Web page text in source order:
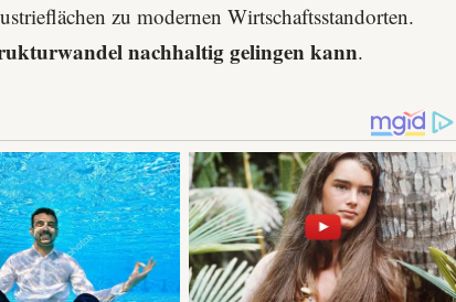
zu modernen Wirtschaftsstandorten.
nachhaltig gelingen kann.